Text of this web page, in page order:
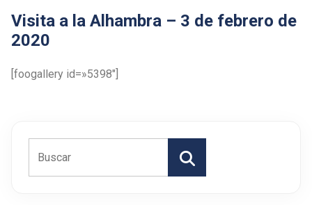
Visita a la Alhambra – 3 de febrero de
2020
[foogallery id=»5398″]
Buscar